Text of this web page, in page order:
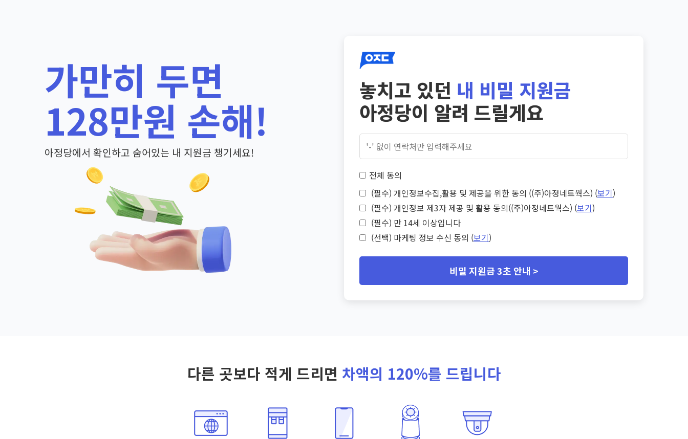
가만히 두면
128만원 손해!
아정당에서 확인하고 숨어있는 내 지원금 챙기세요!
놓치고 있던 내 비밀 지원금
아정당이 알려 드릴게요
전체 동의
(필수) 개인정보수집,활용 및 제공을 위한 동의 ((주)아정네트웍스) (보기)
(필수) 개인정보 제3자 제공 및 활용 동의((주)아정네트웍스) (보기)
(필수) 만 14세 이상입니다
(선택) 마케팅 정보 수신 동의 (보기)
비밀 지원금 3초 안내 >
다른 곳보다 적게 드리면 차액의 120%를 드립니다